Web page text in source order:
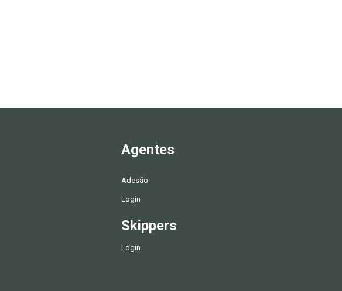
Agentes
Adesão
Login
Skippers
Login